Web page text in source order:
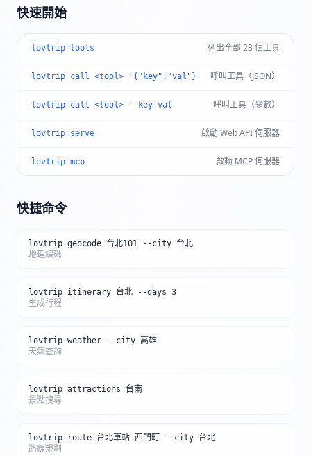
快速開始
lovtrip tools 列出全部 23 個工具
lovtrip call <tool> '{"key":"val"}' 呼叫工具（JSON）
lovtrip call <tool> --key val 呼叫工具（參數）
lovtrip serve 啟動 Web API 伺服器
lovtrip mcp 啟動 MCP 伺服器
快捷命令
lovtrip geocode 台北101 --city 台北
地理編碼
lovtrip itinerary 台北 --days 3
生成行程
lovtrip weather --city 高雄
天氣查詢
lovtrip attractions 台南
景點搜尋
lovtrip route 台北車站 西門町 --city 台北
路線規劃